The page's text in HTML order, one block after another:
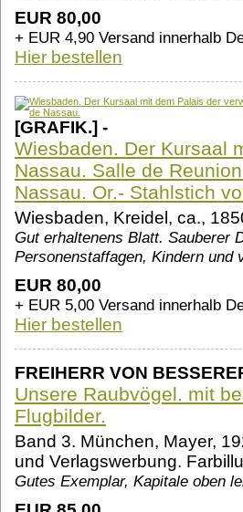
EUR 80,00
+ EUR 4,90 Versand innerhalb
Hier bestellen
[GRAFIK.] -
Wiesbaden. Der Kursaal
Nassau. Salle de
Nassau. Or.- Stahlstich
Wiesbaden, Kreidel, ca.,
Gut erhaltenens Blatt. Sauberer
Personenstaffagen, Kindern und
EUR 80,00
+ EUR 5,00 Versand innerhalb
Hier bestellen
FREIHERR VON
Unsere Raubvögel. mit
Flugbilder.
Band 3. München, Mayer,
und Verlagswerbung.
Gutes Exemplar, Kapitale oben